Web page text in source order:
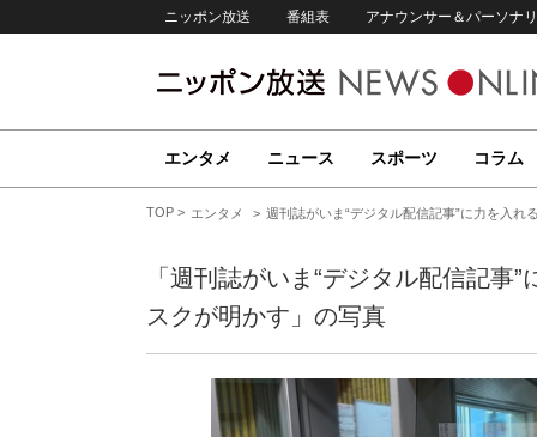
ニッポン放送 番組表 アナウンサー＆パーソナ
エンタメ ニュース スポーツ コラム
TOP エンタメ 週刊誌がいま“デジタル配信記事”に力を入
「週刊誌がいま“デジタル配信記
スクが明かす」の写真